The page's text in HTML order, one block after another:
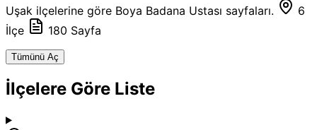
Uşak ilçelerine göre Boya Badana Ustası sayfaları.
6
İlçe
180 Sayfa
Tümünü Aç
İlçelere Göre Liste